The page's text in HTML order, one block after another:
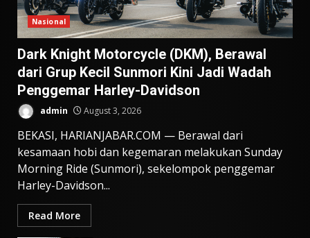
Nasional
Dark Knight Motorcycle (DKM), Berawal
dari Grup Kecil Sunmori Kini Jadi Wadah
Penggemar Harley-Davidson
admin August 3, 2026
BEKASI, HARIANJABAR.COM — Berawal dari
kesamaan hobi dan kegemaran melakukan Sunday
Morning Ride (Sunmori), sekelompok penggemar
Harley-Davidson...
Read More